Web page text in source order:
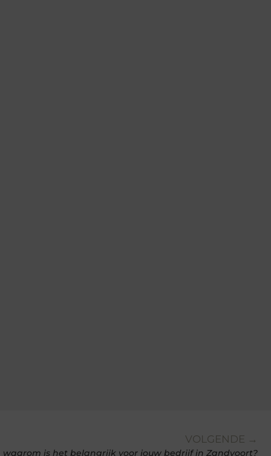
VOLGENDE →
waarom is het belangrijk voor jouw bedrijf in Zandvoort?